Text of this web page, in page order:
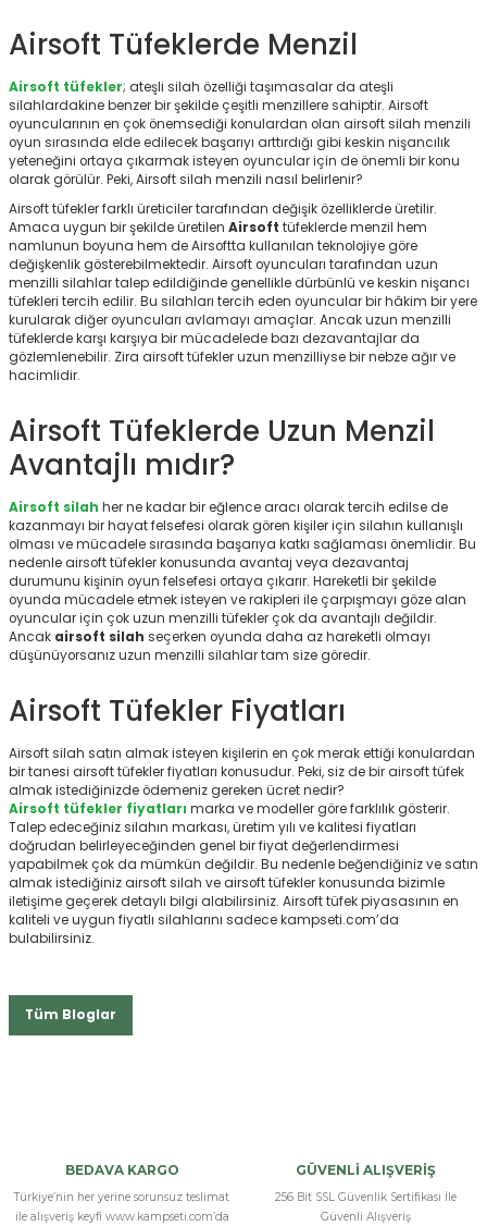
Airsoft Tüfeklerde Menzil
Airsoft tüfekler; ateşli silah özelliği taşımasalar da ateşli
silahlardakine benzer bir şekilde çeşitli menzillere sahiptir. Airsoft
oyuncularının en çok önemsediği konulardan olan airsoft silah menzili
oyun sırasında elde edilecek başarıyı arttırdığı gibi keskin nişancılık
yeteneğini ortaya çıkarmak isteyen oyuncular için de önemli bir konu
olarak görülür. Peki, Airsoft silah menzili nasıl belirlenir?
Airsoft tüfekler farklı üreticiler tarafından değişik özelliklerde üretilir.
Amaca uygun bir şekilde üretilen Airsoft tüfeklerde menzil hem
namlunun boyuna hem de Airsoftta kullanılan teknolojiye göre
değişkenlik gösterebilmektedir. Airsoft oyuncuları tarafından uzun
menzilli silahlar talep edildiğinde genellikle dürbünlü ve keskin nişancı
tüfekleri tercih edilir. Bu silahları tercih eden oyuncular bir hâkim bir yere
kurularak diğer oyuncuları avlamayı amaçlar. Ancak uzun menzilli
tüfeklerde karşı karşıya bir mücadelede bazı dezavantajlar da
gözlemlenebilir. Zira airsoft tüfekler uzun menzilliyse bir nebze ağır ve
hacimlidir.
Airsoft Tüfeklerde Uzun Menzil
Avantajlı mıdır?
Airsoft silah her ne kadar bir eğlence aracı olarak tercih edilse de
kazanmayı bir hayat felsefesi olarak gören kişiler için silahın kullanışlı
olması ve mücadele sırasında başarıya katkı sağlaması önemlidir. Bu
nedenle airsoft tüfekler konusunda avantaj veya dezavantaj
durumunu kişinin oyun felsefesi ortaya çıkarır. Hareketli bir şekilde
oyunda mücadele etmek isteyen ve rakipleri ile çarpışmayı göze alan
oyuncular için çok uzun menzilli tüfekler çok da avantajlı değildir.
Ancak airsoft silah seçerken oyunda daha az hareketli olmayı
düşünüyorsanız uzun menzilli silahlar tam size göredir.
Airsoft Tüfekler Fiyatları
Airsoft silah satın almak isteyen kişilerin en çok merak ettiği konulardan
bir tanesi airsoft tüfekler fiyatları konusudur. Peki, siz de bir airsoft tüfek
almak istediğinizde ödemeniz gereken ücret nedir?
Airsoft tüfekler fiyatları marka ve modeller göre farklılık gösterir.
Talep edeceğiniz silahın markası, üretim yılı ve kalitesi fiyatları
doğrudan belirleyeceğinden genel bir fiyat değerlendirmesi
yapabilmek çok da mümkün değildir. Bu nedenle beğendiğiniz ve satın
almak istediğiniz airsoft silah ve airsoft tüfekler konusunda bizimle
iletişime geçerek detaylı bilgi alabilirsiniz. Airsoft tüfek piyasasının en
kaliteli ve uygun fiyatlı silahlarını sadece kampseti.com’da
bulabilirsiniz.
Tüm Bloglar
BEDAVA KARGO
Türkiye’nin her yerine sorunsuz teslimat
ile alışveriş keyfi www.kampseti.com’da
GÜVENLİ ALIŞVERİŞ
256 Bit SSL Güvenlik Sertifikası İle
Güvenli Alışveriş